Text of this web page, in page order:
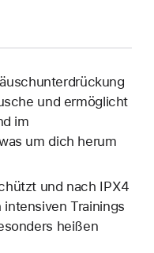
und ermöglicht
im
um dich herum
und nach IPX4
intensiven Trainings
heißen